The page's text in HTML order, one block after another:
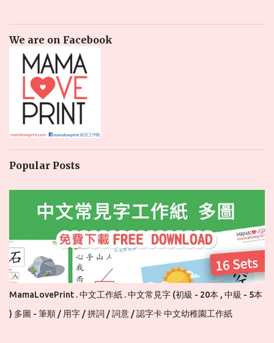
We are on Facebook
Popular Posts
MamaLovePrint . 中文工作紙 . 中文常見字 (初級 - 20本 , 中級 - 5本
) 多圖 - 筆順 / 用字 / 拼詞 / 詞意 / 認字卡 中文幼稚園工作紙